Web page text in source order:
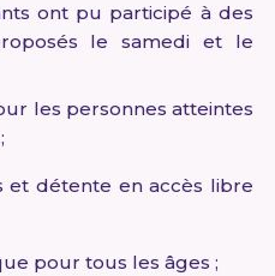
ont pu participé à des
le samedi et le
les personnes atteintes
et détente en accès libre
pour tous les âges ;